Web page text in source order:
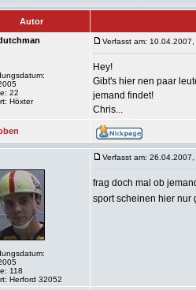
Autor
22
Höxter
Verfasst am:
Hey!
Gibt's hier nen paar
jemand findet!
Chris...
118
Herford 32052
Verfasst am:
frag doch mal ob
sport scheinen hier